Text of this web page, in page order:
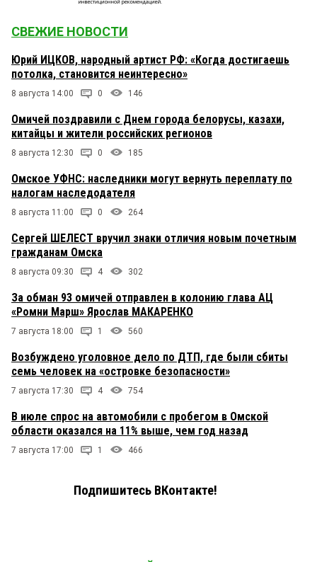
СВЕЖИЕ НОВОСТИ
Юрий ИЦКОВ, народный артист РФ: «Когда достигаешь
потолка, становится неинтересно»
8 августа 14:00 0 146
Омичей поздравили с Днем города белорусы, казахи,
китайцы и жители российских регионов
8 августа 12:30 0 185
Омское УФНС: наследники могут вернуть переплату по
налогам наследодателя
8 августа 11:00 0 264
Сергей ШЕЛЕСТ вручил знаки отличия новым почетным
гражданам Омска
8 августа 09:30 4 302
За обман 93 омичей отправлен в колонию глава АЦ
«Ромни Марш» Ярослав МАКАРЕНКО
7 августа 18:00 1 560
Возбуждено уголовное дело по ДТП, где были сбиты
семь человек на «островке безопасности»
7 августа 17:30 4 754
В июле спрос на автомобили с пробегом в Омской
области оказался на 11% выше, чем год назад
7 августа 17:00 1 466
Подпишитесь ВКонтакте!